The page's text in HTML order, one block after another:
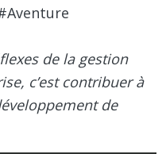
de la gestion
c’est contribuer à
de